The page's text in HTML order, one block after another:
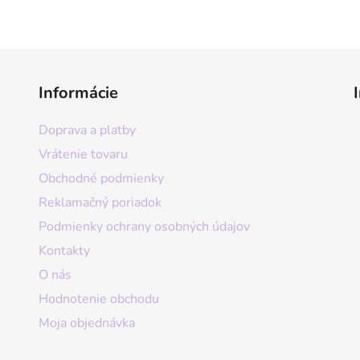
Informácie
Doprava a platby
Vrátenie tovaru
Obchodné podmienky
Reklamačný poriadok
Podmienky ochrany osobných údajov
Kontakty
O nás
Hodnotenie obchodu
Moja objednávka